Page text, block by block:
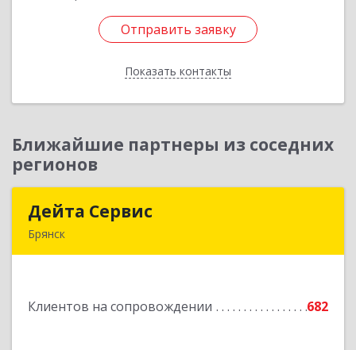
Отправить заявку
Показать контакты
Отправить заявку
Назад
Ближайшие партнеры из соседних
регионов
Дейта Сервис
Брянск
Клиентов на сопровождении 682
Подробнее